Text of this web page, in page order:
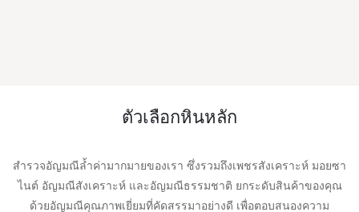
ตัวเลือกหินหลัก
สำรวจอัญมณีล้ำค่ามากมายของเรา ซึ่งรวมถึงเพชรสังเคราะห์ มอยซา
ไนต์ อัญมณีสังเคราะห์ และอัญมณีธรรมชาติ ยกระดับสินค้าของคุณ
ด้วยอัญมณีคุณภาพเยี่ยมที่คัดสรรมาอย่างดี เพื่อตอบสนองความ